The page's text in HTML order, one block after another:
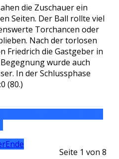
die Zuschauer ein
Seiten. Der Ball rollte viel
Torchancen oder
Nach der torlosen
Friedrich die Gastgeber in
wurde auch
In der Schlussphase
(80.)
Seite 1 von 8
Ende